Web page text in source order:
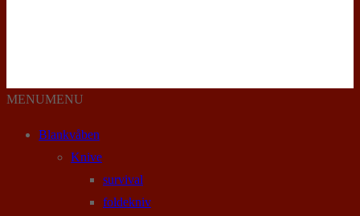
MENUMENU
Blankvåben
Knive
survival
foldekniv